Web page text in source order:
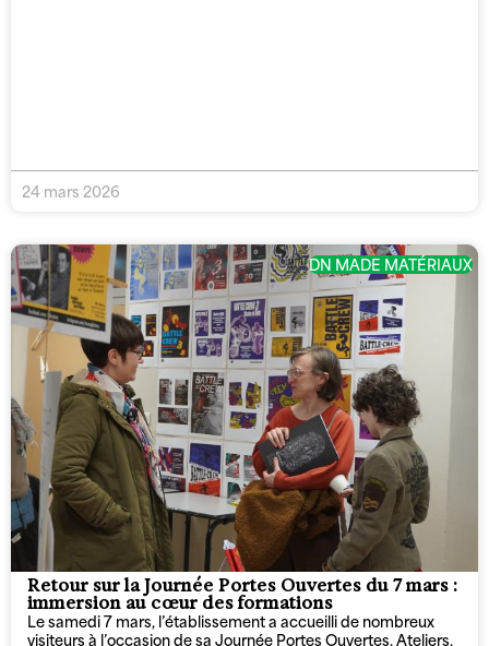
24 mars 2026
DN MADE MATÉRIAUX
Retour sur la Journée Portes Ouvertes du 7 mars :
immersion au cœur des formations
Le samedi 7 mars, l’établissement a accueilli de nombreux
visiteurs à l’occasion de sa Journée Portes Ouvertes. Ateliers,